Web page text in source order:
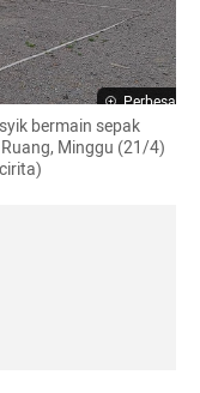
Perbesar
bermain sepak
Minggu (21/4)